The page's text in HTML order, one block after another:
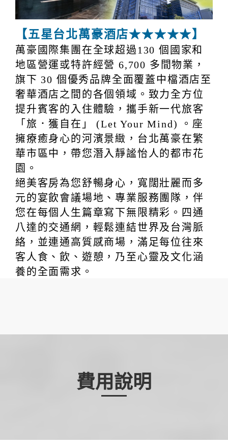
【五星台北萬豪酒店★★★★★】
萬豪國際集團在全球超過130 個國家和
地區營運或特許經營 6,700 多間物業，
旗下 30 個優秀品牌全面覆蓋中檔酒店至
奢華酒店之間的各個領域。致力全方位
提升賓客的入住體驗，攜手新一代旅客
「旅．獲自在」 (Let Your Mind) 。座
擁療癒身心的河濱景緻，台北萬豪在繁
華市區中，帶您潛入靜謐怡人的都市花
園。
絕美客房為您舒暢身心，寬闊壯麗而多
元的宴飲會議場地、專業服務團隊，伴
您在每個人生篇章寫下無限精彩。四通
八達的交通網，輕鬆連結世界及台灣脈
絡，並連通高質感商場，滿足每位往來
客人食、飲、遊憩，乃至心靈及文化涵
養的全面需求。
費用說明